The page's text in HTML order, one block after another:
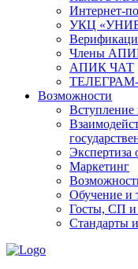
Интернет-
УКЦ
Члены
АПИК ЧАТ
Возможности
Экспертиза
Маркетинг
Обучение и
Госты, СП
Стандарты